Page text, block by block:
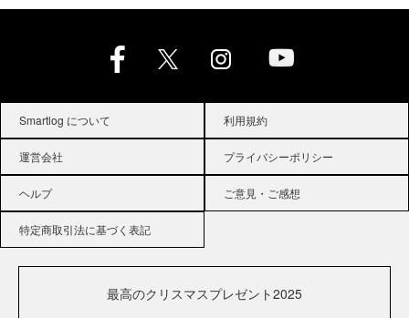
Smartlog について 利用規約
運営会社 プライバシーポリシー
ヘルプ ご意見・ご感想
特定商取引法に基づく表記
最高のクリスマスプレゼント2025